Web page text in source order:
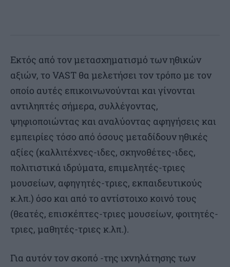
Εκτός από τον μετασχηματισμό των ηθικών
αξιών, το VAST θα μελετήσει τον τρόπο με τον
οποίο αυτές επικοινωνούνται και γίνονται
αντιληπτές σήμερα, συλλέγοντας,
ψηφιοποιώντας και αναλύοντας αφηγήσεις και
εμπειρίες τόσο από όσους μεταδίδουν ηθικές
αξίες (καλλιτέχνες-ιδες, σκηνοθέτες-ιδες,
πολιτιστικά ιδρύματα, επιμελητές-τριες
μουσείων, αφηγητές-τριες, εκπαιδευτικούς
κ.λπ.) όσο και από το αντίστοιχο κοινό τους
(θεατές, επισκέπτες-τριες μουσείων, φοιτητές-
τριες, μαθητές-τριες κ.λπ.).
Για αυτόν τον σκοπό -της ιχνηλάτησης των